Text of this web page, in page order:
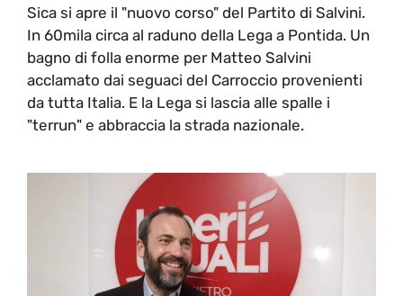
Sica si apre il "nuovo corso" del Partito di Salvini.
In 60mila circa al raduno della Lega a Pontida. Un
bagno di folla enorme per Matteo Salvini
acclamato dai seguaci del Carroccio provenienti
da tutta Italia. E la Lega si lascia alle spalle i
"terrun" e abbraccia la strada nazionale.